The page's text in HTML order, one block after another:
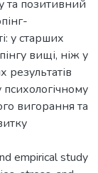
та позитивний
у старших
вищі, ніж у
вигорання та
empirical study